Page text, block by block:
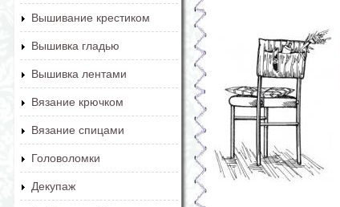
Вышивание крестиком
Вышивка гладью
Вышивка лентами
Вязание крючком
Вязание спицами
Головоломки
Декупаж